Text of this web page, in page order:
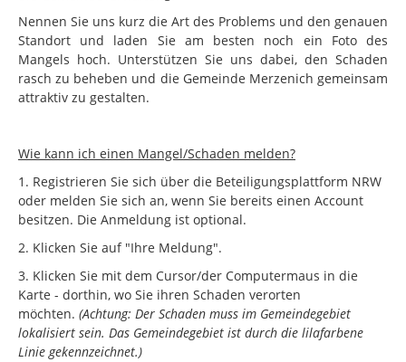
Nennen Sie uns kurz die Art des Problems und den genauen
Standort und laden Sie am besten noch ein Foto des
Mangels hoch. Unterstützen Sie uns dabei, den Schaden
rasch zu beheben und die Gemeinde Merzenich gemeinsam
attraktiv zu gestalten.
Wie kann ich einen Mangel/Schaden melden?
1. Registrieren Sie sich über die Beteiligungsplattform NRW
oder melden Sie sich an, wenn Sie bereits einen Account
besitzen. Die Anmeldung ist optional.
2. Klicken Sie auf "Ihre Meldung".
3. Klicken Sie mit dem Cursor/der Computermaus in die
Karte - dorthin, wo Sie ihren Schaden verorten
möchten. (Achtung: Der Schaden muss im Gemeindegebiet
lokalisiert sein. Das Gemeindegebiet ist durch die lilafarbene
Linie gekennzeichnet.)